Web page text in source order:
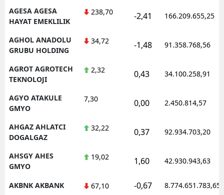
AGESA AGESA
HAYAT EMEKLILIK
238,70 -2,41 166.209.655,25
AGHOL ANADOLU
GRUBU HOLDING
34,72 -1,48 91.358.768,56
AGROT AGROTECH
TEKNOLOJI
2,32 0,43 34.100.258,91
AGYO ATAKULE
GMYO
7,30 0,00 2.450.814,57
AHGAZ AHLATCI
DOGALGAZ
32,22 0,37 92.934.703,20
AHSGY AHES
GMYO
19,02 1,60 42.930.943,63
AKBNK AKBANK 67,10 -0,67 8.774.651.783,65